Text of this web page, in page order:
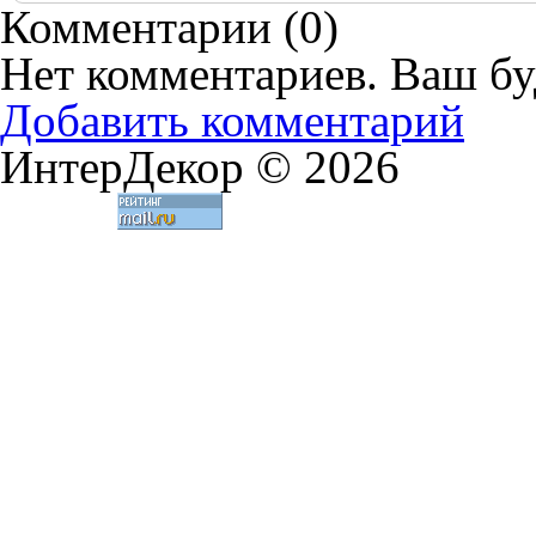
Комментарии (0)
Нет комментариев. Ваш
Добавить комментарий
ИнтерДекор © 2026